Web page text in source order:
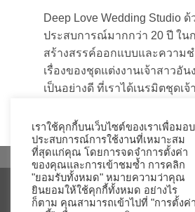
Deep Love Wedding Studio ด้
ประสบการณ์มากกว่า 20 ปี ใน
สร้างสรรค์ออกแบบและความ
เรื่องของชุดแต่งงานเจ้าสาวอัน
เป็นอย่างดี ที่เราได้เนรมิตชุดเจ้
Copyright 2026 ©Deep Love
เราใช้คุกกี้บนเว็บไซต์ของเราเพื่อมอบ
ประสบการณ์การใช้งานที่เหมาะสม
ที่สุดแก่คุณ โดยการจดจำการตั้งค่า
ของคุณและการเข้าชมซ้ำ การคลิก
"ยอมรับทั้งหมด" หมายความว่าคุณ
ยินยอมให้ใช้คุกกี้ทั้งหมด อย่างไร
ก็ตาม คุณสามารถเข้าไปที่ "การตั้งค่า